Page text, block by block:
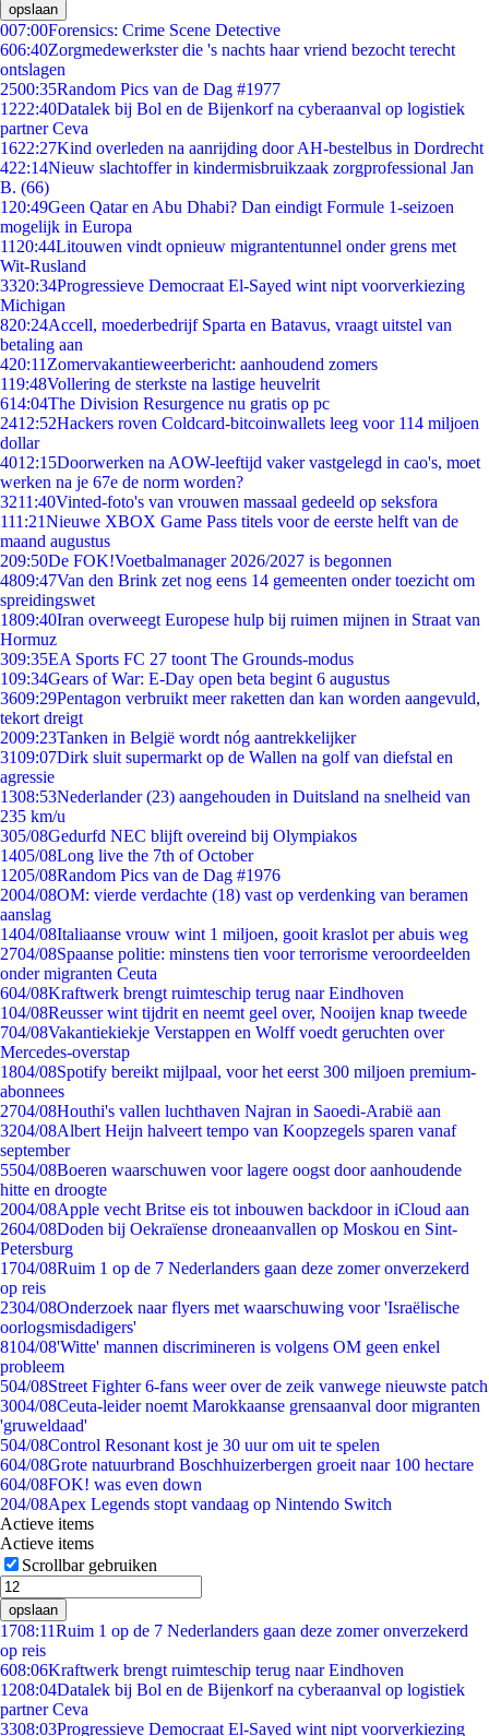
opslaan
007:00Forensics: Crime Scene Detective
606:40Zorgmedewerkster die 's nachts haar vriend bezocht terecht
ontslagen
2500:35Random Pics van de Dag #1977
1222:40Datalek bij Bol en de Bijenkorf na cyberaanval op logistiek
partner Ceva
1622:27Kind overleden na aanrijding door AH-bestelbus in Dordrecht
422:14Nieuw slachtoffer in kindermisbruikzaak zorgprofessional Jan
B. (66)
1 20:49Geen Qatar en Abu Dhabi? Dan eindigt Formule 1-seizoen
mogelijk in Europa
11 20:44Litouwen vindt opnieuw migrantentunnel onder grens met
Wit-Rusland
3320:34Progressieve Democraat El-Sayed wint nipt voorverkiezing
Michigan
820:24Accell, moederbedrijf Sparta en Batavus, vraagt uitstel van
betaling aan
420:11 Zomervakantieweerbericht: aanhoudend zomers
119:48Vollering de sterkste na lastige heuvelrit
614:04The Division Resurgence nu gratis op pc
2412:52Hackers roven Coldcard-bitcoinwallets leeg voor 114 miljoen
dollar
4012:15Doorwerken na AOW-leeftijd vaker vastgelegd in cao's, moet
werken na je 67e de norm worden?
3211:40Vinted-foto's van vrouwen massaal gedeeld op seksfora
111:21Nieuwe XBOX Game Pass titels voor de eerste helft van de
maand augustus
209:50De FOK!Voetbalmanager 2026/2027 is begonnen
4809:47Van den Brink zet nog eens 14 gemeenten onder toezicht om
spreidingswet
1809:40Iran overweegt Europese hulp bij ruimen mijnen in Straat van
Hormuz
309:35EA Sports FC 27 toont The Grounds-modus
109:34Gears of War: E-Day open beta begint 6 augustus
3609:29Pentagon verbruikt meer raketten dan kan worden aangevuld,
tekort dreigt
2009:23Tanken in België wordt nóg aantrekkelijker
3109:07Dirk sluit supermarkt op de Wallen na golf van diefstal en
agressie
1308:53Nederlander (23) aangehouden in Duitsland na snelheid van
235 km/u
305/08Gedurfd NEC blijft overeind bij Olympiakos
1405/08Long live the 7th of October
1205/08Random Pics van de Dag #1976
2004/08OM: vierde verdachte (18) vast op verdenking van beramen
aanslag
1404/08Italiaanse vrouw wint 1 miljoen, gooit kraslot per abuis weg
2704/08Spaanse politie: minstens tien voor terrorisme veroordeelden
onder migranten Ceuta
604/08Kraftwerk brengt ruimteschip terug naar Eindhoven
104/08Reusser wint tijdrit en neemt geel over, Nooijen knap tweede
704/08Vakantiekiekje Verstappen en Wolff voedt geruchten over
Mercedes-overstap
1804/08Spotify bereikt mijlpaal, voor het eerst 300 miljoen premium-
abonnees
2704/08Houthi's vallen luchthaven Najran in Saoedi-Arabië aan
3204/08Albert Heijn halveert tempo van Koopzegels sparen vanaf
september
5504/08Boeren waarschuwen voor lagere oogst door aanhoudende
hitte en droogte
2004/08Apple vecht Britse eis tot inbouwen backdoor in iCloud aan
2604/08Doden bij Oekraïense droneaanvallen op Moskou en Sint-
Petersburg
1704/08Ruim 1 op de 7 Nederlanders gaan deze zomer onverzekerd
op reis
2304/08Onderzoek naar flyers met waarschuwing voor 'Israëlische
oorlogsmisdadigers'
8104/08'Witte' mannen discrimineren is volgens OM geen enkel
probleem
504/08Street Fighter 6-fans weer over de zeik vanwege nieuwste patch
3004/08Ceuta-leider noemt Marokkaanse grensaanval door migranten
'gruweldaad'
504/08Control Resonant kost je 30 uur om uit te spelen
604/08Grote natuurbrand Boschhuizerbergen groeit naar 100 hectare
604/08FOK! was even down
204/08Apex Legends stopt vandaag op Nintendo Switch
Actieve items
Actieve items
Scrollbar gebruiken
opslaan
1708:11Ruim 1 op de 7 Nederlanders gaan deze zomer onverzekerd
op reis
608:06Kraftwerk brengt ruimteschip terug naar Eindhoven
1208:04Datalek bij Bol en de Bijenkorf na cyberaanval op logistiek
partner Ceva
3308:03Progressieve Democraat El-Sayed wint nipt voorverkiezing